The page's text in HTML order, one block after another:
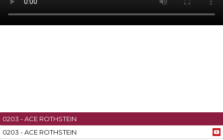
0203 - ACE ROTHSTEIN
0203 - ACE ROTHSTEIN